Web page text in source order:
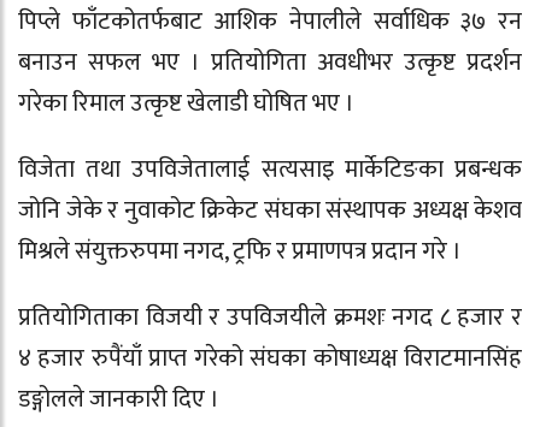
पिप्ले फाँटकोतर्फबाट आशिक नेपालीले सर्वाधिक ३७ रन
बनाउन सफल भए । प्रतियोगिता अवधीभर उत्कृष्ट प्रदर्शन
गरेका रिमाल उत्कृष्ट खेलाडी घोषित भए ।
विजेता तथा उपविजेतालाई सत्यसाइ मार्केटिङका प्रबन्धक
जोनि जेके र नुवाकोट क्रिकेट संघका संस्थापक अध्यक्ष केशव
मिश्रले संयुक्तरुपमा नगद, ट्रफि र प्रमाणपत्र प्रदान गरे ।
प्रतियोगिताका विजयी र उपविजयीले क्रमशः नगद ८ हजार र
४ हजार रुपैंयाँ प्राप्त गरेको संघका कोषाध्यक्ष विराटमानसिंह
डङ्गोलले जानकारी दिए ।